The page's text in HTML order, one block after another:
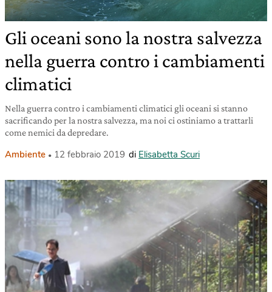
Gli oceani sono la nostra salvezza
nella guerra contro i cambiamenti
climatici
Nella guerra contro i cambiamenti climatici gli oceani si stanno
sacrificando per la nostra salvezza, ma noi ci ostiniamo a trattarli
come nemici da depredare.
Ambiente 12 febbraio 2019 di Elisabetta Scuri